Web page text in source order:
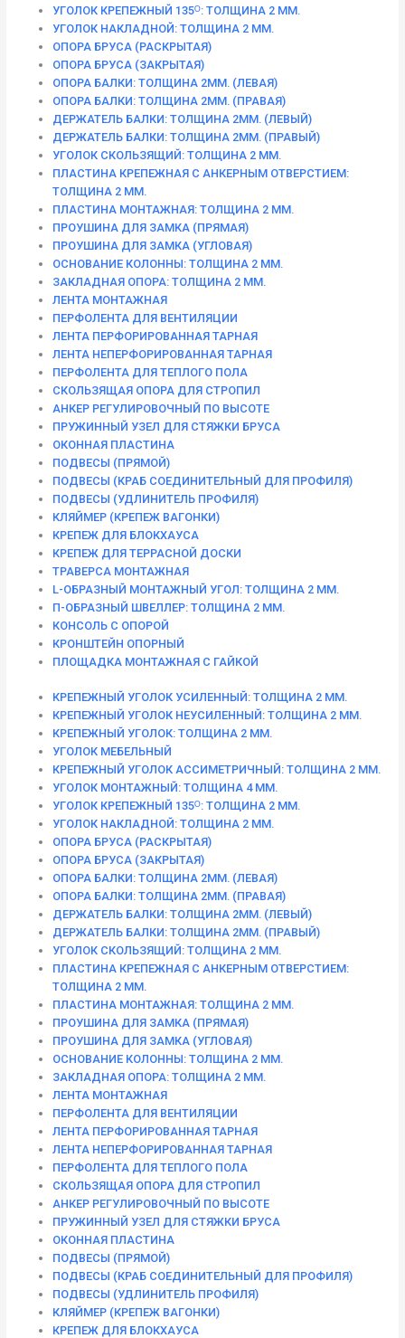
УГОЛОК КРЕПЕЖНЫЙ 135ᴼ: ТОЛЩИНА 2 ММ.
УГОЛОК НАКЛАДНОЙ: ТОЛЩИНА 2 ММ.
ОПОРА БРУСА (РАСКРЫТАЯ)
ОПОРА БРУСА (ЗАКРЫТАЯ)
ОПОРА БАЛКИ: ТОЛЩИНА 2ММ. (ЛЕВАЯ)
ОПОРА БАЛКИ: ТОЛЩИНА 2ММ. (ПРАВАЯ)
ДЕРЖАТЕЛЬ БАЛКИ: ТОЛЩИНА 2ММ. (ЛЕВЫЙ)
ДЕРЖАТЕЛЬ БАЛКИ: ТОЛЩИНА 2ММ. (ПРАВЫЙ)
УГОЛОК СКОЛЬЗЯЩИЙ: ТОЛЩИНА 2 ММ.
ПЛАСТИНА КРЕПЕЖНАЯ С АНКЕРНЫМ ОТВЕРСТИЕМ:
ТОЛЩИНА 2 ММ.
ПЛАСТИНА МОНТАЖНАЯ: ТОЛЩИНА 2 ММ.
ПРОУШИНА ДЛЯ ЗАМКА (ПРЯМАЯ)
ПРОУШИНА ДЛЯ ЗАМКА (УГЛОВАЯ)
ОСНОВАНИЕ КОЛОННЫ: ТОЛЩИНА 2 ММ.
ЗАКЛАДНАЯ ОПОРА: ТОЛЩИНА 2 ММ.
ЛЕНТА МОНТАЖНАЯ
ПЕРФОЛЕНТА ДЛЯ ВЕНТИЛЯЦИИ
ЛЕНТА ПЕРФОРИРОВАННАЯ ТАРНАЯ
ЛЕНТА НЕПЕРФОРИРОВАННАЯ ТАРНАЯ
ПЕРФОЛЕНТА ДЛЯ ТЕПЛОГО ПОЛА
СКОЛЬЗЯЩАЯ ОПОРА ДЛЯ СТРОПИЛ
АНКЕР РЕГУЛИРОВОЧНЫЙ ПО ВЫСОТЕ
ПРУЖИННЫЙ УЗЕЛ ДЛЯ СТЯЖКИ БРУСА
ОКОННАЯ ПЛАСТИНА
ПОДВЕСЫ (ПРЯМОЙ)
ПОДВЕСЫ (КРАБ СОЕДИНИТЕЛЬНЫЙ ДЛЯ ПРОФИЛЯ)
ПОДВЕСЫ (УДЛИНИТЕЛЬ ПРОФИЛЯ)
КЛЯЙМЕР (КРЕПЕЖ ВАГОНКИ)
КРЕПЕЖ ДЛЯ БЛОКХАУСА
КРЕПЕЖ ДЛЯ ТЕРРАСНОЙ ДОСКИ
ТРАВЕРСА МОНТАЖНАЯ
L-ОБРАЗНЫЙ МОНТАЖНЫЙ УГОЛ: ТОЛЩИНА 2 ММ.
П-ОБРАЗНЫЙ ШВЕЛЛЕР: ТОЛЩИНА 2 ММ.
КОНСОЛЬ С ОПОРОЙ
КРОНШТЕЙН ОПОРНЫЙ
ПЛОЩАДКА МОНТАЖНАЯ С ГАЙКОЙ
КРЕПЕЖНЫЙ УГОЛОК УСИЛЕННЫЙ: ТОЛЩИНА 2 ММ.
КРЕПЕЖНЫЙ УГОЛОК НЕУСИЛЕННЫЙ: ТОЛЩИНА 2 ММ.
КРЕПЕЖНЫЙ УГОЛОК: ТОЛЩИНА 2 ММ.
УГОЛОК МЕБЕЛЬНЫЙ
КРЕПЕЖНЫЙ УГОЛОК АССИМЕТРИЧНЫЙ: ТОЛЩИНА 2 ММ.
УГОЛОК МОНТАЖНЫЙ: ТОЛЩИНА 4 ММ.
УГОЛОК КРЕПЕЖНЫЙ 135ᴼ: ТОЛЩИНА 2 ММ.
УГОЛОК НАКЛАДНОЙ: ТОЛЩИНА 2 ММ.
ОПОРА БРУСА (РАСКРЫТАЯ)
ОПОРА БРУСА (ЗАКРЫТАЯ)
ОПОРА БАЛКИ: ТОЛЩИНА 2ММ. (ЛЕВАЯ)
ОПОРА БАЛКИ: ТОЛЩИНА 2ММ. (ПРАВАЯ)
ДЕРЖАТЕЛЬ БАЛКИ: ТОЛЩИНА 2ММ. (ЛЕВЫЙ)
ДЕРЖАТЕЛЬ БАЛКИ: ТОЛЩИНА 2ММ. (ПРАВЫЙ)
УГОЛОК СКОЛЬЗЯЩИЙ: ТОЛЩИНА 2 ММ.
ПЛАСТИНА КРЕПЕЖНАЯ С АНКЕРНЫМ ОТВЕРСТИЕМ:
ТОЛЩИНА 2 ММ.
ПЛАСТИНА МОНТАЖНАЯ: ТОЛЩИНА 2 ММ.
ПРОУШИНА ДЛЯ ЗАМКА (ПРЯМАЯ)
ПРОУШИНА ДЛЯ ЗАМКА (УГЛОВАЯ)
ОСНОВАНИЕ КОЛОННЫ: ТОЛЩИНА 2 ММ.
ЗАКЛАДНАЯ ОПОРА: ТОЛЩИНА 2 ММ.
ЛЕНТА МОНТАЖНАЯ
ПЕРФОЛЕНТА ДЛЯ ВЕНТИЛЯЦИИ
ЛЕНТА ПЕРФОРИРОВАННАЯ ТАРНАЯ
ЛЕНТА НЕПЕРФОРИРОВАННАЯ ТАРНАЯ
ПЕРФОЛЕНТА ДЛЯ ТЕПЛОГО ПОЛА
СКОЛЬЗЯЩАЯ ОПОРА ДЛЯ СТРОПИЛ
АНКЕР РЕГУЛИРОВОЧНЫЙ ПО ВЫСОТЕ
ПРУЖИННЫЙ УЗЕЛ ДЛЯ СТЯЖКИ БРУСА
ОКОННАЯ ПЛАСТИНА
ПОДВЕСЫ (ПРЯМОЙ)
ПОДВЕСЫ (КРАБ СОЕДИНИТЕЛЬНЫЙ ДЛЯ ПРОФИЛЯ)
ПОДВЕСЫ (УДЛИНИТЕЛЬ ПРОФИЛЯ)
КЛЯЙМЕР (КРЕПЕЖ ВАГОНКИ)
КРЕПЕЖ ДЛЯ БЛОКХАУСА